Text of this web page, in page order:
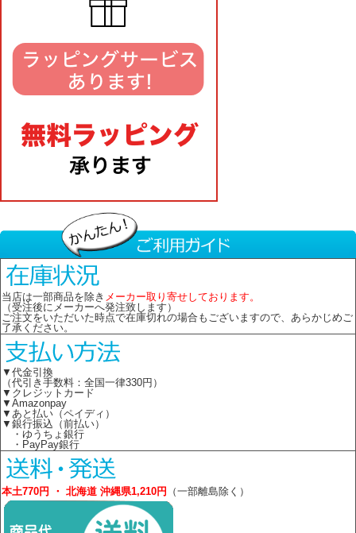
当店は一部商品を除き メーカー取り寄せしております。
（受注後にメーカーへ発注致します）
ご注文をいただいた時点で在庫切れの場合もございますので、あらかじめご
了承ください。
▼代金引換
（代引き手数料：全国一律330円）
▼クレジットカード
▼Amazonpay
▼あと払い（ペイディ）
▼銀行振込（前払い）
・ゆうちょ銀行
・PayPay銀行
本土770円 ・ 北海道 沖縄県1,210円 （一部離島除く）